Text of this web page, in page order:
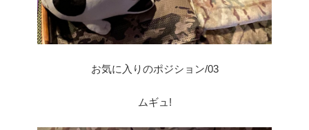
お気に入りのポジション/03
ムギュ!